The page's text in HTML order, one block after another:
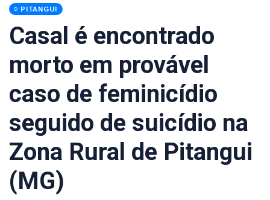
PITANGUI
Casal é encontrado
morto em provável
caso de feminicídio
seguido de suicídio na
Zona Rural de Pitangui
(MG)